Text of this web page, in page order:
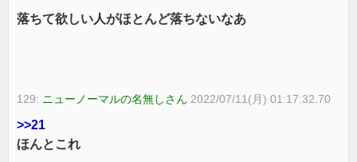
落ちて欲しい人がほとんど落ちないなあ
129: ニューノーマルの名無しさん 2022/07/11(月) 01:17:32.70
>>21
ほんとこれ